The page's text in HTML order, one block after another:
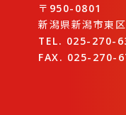
〒950-0801
新潟県新潟市東
TEL. 025-270-
FAX. 025-270-